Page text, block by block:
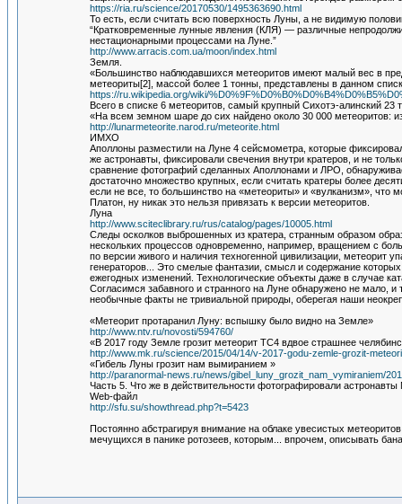
https://ria.ru/science/20170530/1495363690.html
То есть, если считать всю поверхность Луны, а не видимую
“Кратковременные лунные явления (КЛЯ) — различные
нестационарными процессами на Луне.”
http://www.arracis.com.ua/moon/index.html
Земля.
«Большинство наблюдавшихся метеоритов имеют малый вес в
метеориты[2], массой более 1 тонны, представлены в данном
https://ru.wikipedia.org/wiki/
Всего в списке 6 метеоритов, самый крупный Сихотэ-алинский 23
«На всем земном шаре до сих найдено около 30 000 метеоритов:
http://lunarmeteorite.narod.ru/meteorite.html
ИМХО
Аполлоны разместили на Луне 4 сейсмометра, которые
же астронавты, фиксировали свечения внутри кратеров, и не
сравнение фотографий сделанных Аполлонами и ЛРО,
достаточно множество крупных, если считать кратеры более
если не все, то большинство на «метеориты» и «вулканизм», что
Платон, ну никак это нельзя привязать к версии метеоритов.
Луна
http://www.sciteclibrary.ru/rus/catalog/pages/10005.html
Следы осколков выброшенных из кратера, странным образом
нескольких процессов одновременно, например, вращением с
по версии живого и наличия техногенной цивилизации, метеорит
генераторов... Это смелые фантазии, смысл и содержание
ежегодных изменений. Технологические объекты даже в случае
Согласимся забавного и странного на Луне обнаружено не мало,
необычные факты не тривиальной природы, оберегая наши
«Метеорит протаранил Луну: вспышку было видно на Земле»
http://www.ntv.ru/novosti/594760/
«В 2017 году Земле грозит метеорит ТС4 вдвое страшнее
http://www.mk.ru/science/2015/04/14/v-2017-godu-zemle-grozit-
«Гибель Луны грозит нам вымиранием »
http://paranormal-news.ru/news/gibel_luny_grozit_nam_vymiraniem/
Часть 5. Что же в действительности фотографировали астронавты
Web-файл
http://sfu.su/showthread.php?t=5423
Постоянно абстрагируя внимание на облаке увесистых
мечущихся в панике ротозеев, которым... впрочем, описывать